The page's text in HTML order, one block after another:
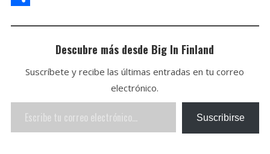
s
t
Descubre más desde Big In Finland
Suscríbete y recibe las últimas entradas en tu correo
electrónico.
Escribe
tu
Suscribirse